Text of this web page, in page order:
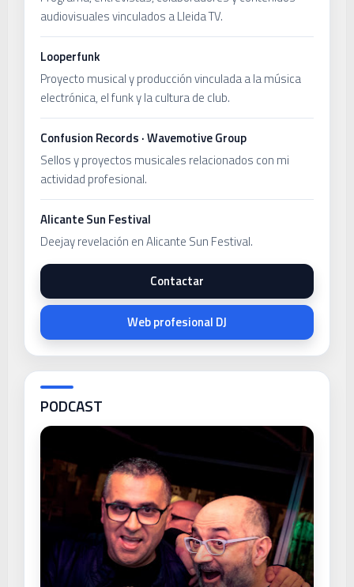
audiovisuales vinculados a Lleida TV.
Looperfunk
Proyecto musical y producción vinculada a la música
electrónica, el funk y la cultura de club.
Confusion Records · Wavemotive Group
Sellos y proyectos musicales relacionados con mi
actividad profesional.
Alicante Sun Festival
Deejay revelación en Alicante Sun Festival.
Contactar
Web profesional DJ
PODCAST